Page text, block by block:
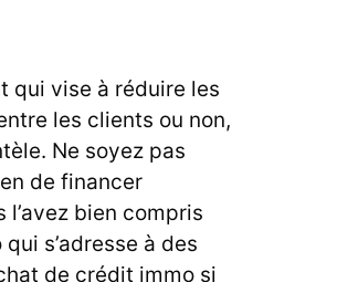
qui vise à réduire les
les clients ou non,
Ne soyez pas
de financer
l’avez bien compris
s’adresse à des
de crédit immo si